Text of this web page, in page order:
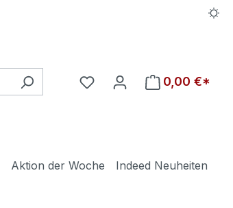
Du hast 0 Produkte auf
0,00 €*
Aktion der Woche
Indeed Neuheiten